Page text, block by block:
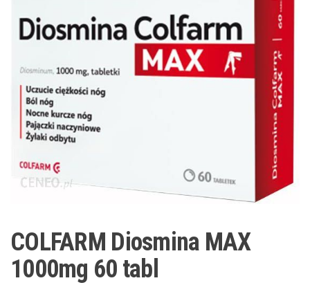
COLFARM Diosmina MAX
1000mg 60 tabl